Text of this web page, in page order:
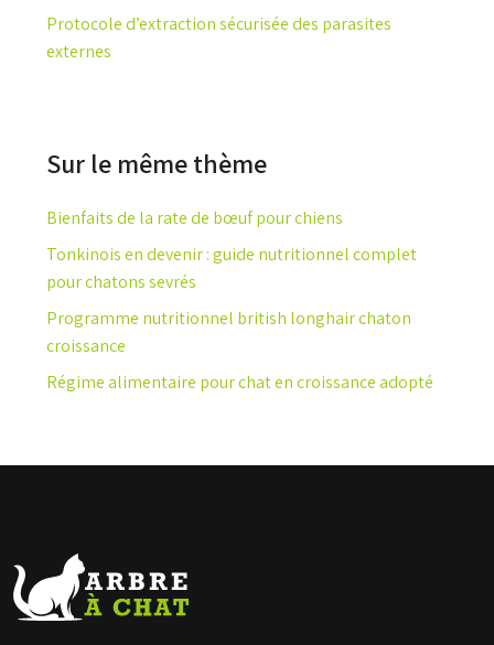
Protocole d’extraction sécurisée des parasites
externes
Sur le même thème
Bienfaits de la rate de bœuf pour chiens
Tonkinois en devenir : guide nutritionnel complet
pour chatons sevrés
Programme nutritionnel british longhair chaton
croissance
Régime alimentaire pour chat en croissance adopté